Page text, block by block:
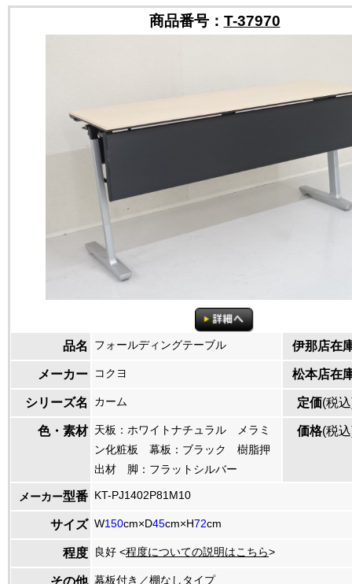
商品番号： T-37970
品名 フォールディングテーブル 伊那店在
メーカー コクヨ 松本店在
シリーズ名 カーム 定価(税
色・素材 天板：ホワイトナチュラル メラミ
ン化粧板 幕板：ブラック 樹脂押
出材 脚：フラットシルバー
価格(税
メーカー型番 KT-PJ1402P81M10
サイズ W150cm×D45cm×H72cm
程度 良好 <程度についての説明はこちら>
その他 幕板付き／棚なしタイプ